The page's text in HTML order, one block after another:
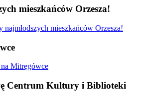
mieszkańców Orzesza!
najmłodszych mieszkańców Orzesza!
Mitręgówce
Centrum Kultury i Biblioteki